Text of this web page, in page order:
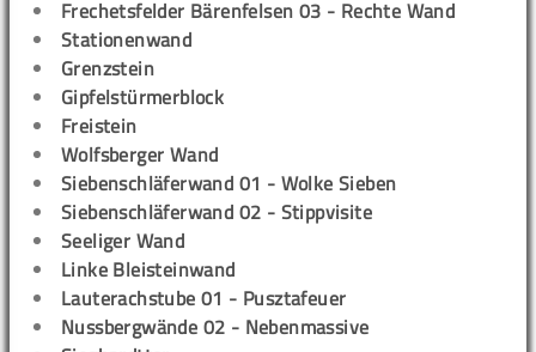
Frechetsfelder Bärenfelsen 03 - Rechte Wand
Stationenwand
Grenzstein
Gipfelstürmerblock
Freistein
Wolfsberger Wand
Siebenschläferwand 01 - Wolke Sieben
Siebenschläferwand 02 - Stippvisite
Seeliger Wand
Linke Bleisteinwand
Lauterachstube 01 - Pusztafeuer
Nussbergwände 02 - Nebenmassive